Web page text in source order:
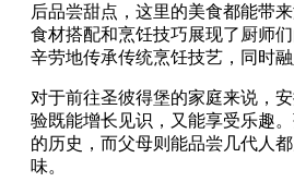
后品尝甜点，这里的美食都能带
食材搭配和烹饪技巧展现了厨师
辛劳地传承传统烹饪技艺，同时融
对于前往圣彼得堡的家庭来说，
验既能增长见识，又能享受乐趣
的历史，而父母则能品尝几代人
味。